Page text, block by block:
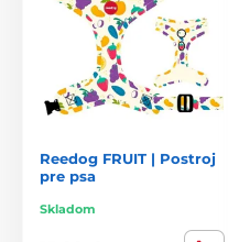
Reedog FRUIT | Postroj
pre psa
Skladom